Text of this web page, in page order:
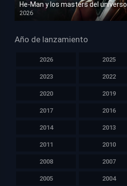
He-Man y los masters del universo
2026
HD 1080p
Año de lanzamiento
2026 2025
2023 2022
2020 2019
2017 2016
2014 2013
2011 2010
2008 2007
2005 2004